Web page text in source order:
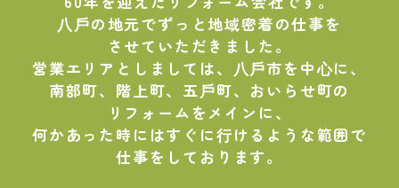
⼋⼾の地元でずっと地域密着の仕事を
させていただきました。
営業エリアとしましては、⼋⼾市を中⼼に、
南部町、階上町、五⼾町、おいらせ町の
リフォームをメインに、
何かあった時にはすぐに⾏けるような範囲で
仕事をしております。